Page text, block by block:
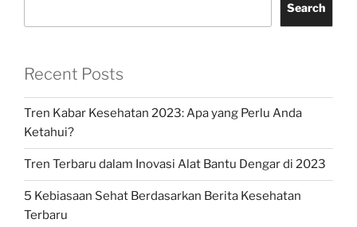
Search
Recent Posts
Tren Kabar Kesehatan 2023: Apa yang Perlu Anda
Ketahui?
Tren Terbaru dalam Inovasi Alat Bantu Dengar di 2023
5 Kebiasaan Sehat Berdasarkan Berita Kesehatan
Terbaru